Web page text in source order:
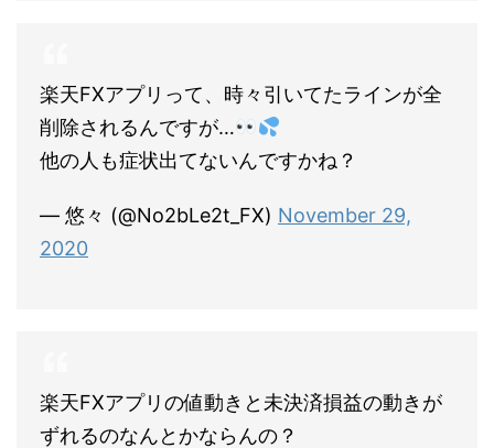
楽天FXアプリって、時々引いてたラインが全
削除されるんですが…
他の人も症状出てないんですかね？
— 悠々 (@No2bLe2t_FX) November 29,
2020
楽天FXアプリの値動きと未決済損益の動きが
ずれるのなんとかならんの？